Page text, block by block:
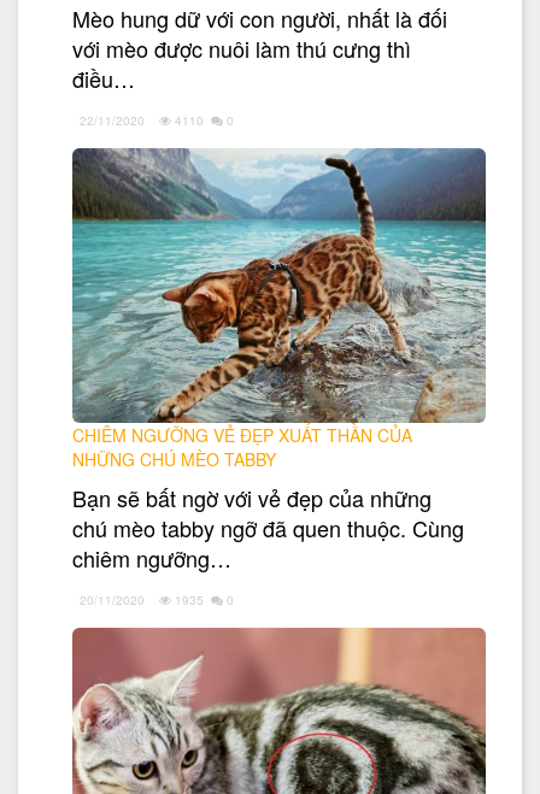
Mèo hung dữ với con người, nhất là đối
với mèo được nuôi làm thú cưng thì
điều…
22/11/2020 4110 0
CHIÊM NGƯỠNG VẺ ĐẸP XUẤT THẦN CỦA
NHỮNG CHÚ MÈO TABBY
Bạn sẽ bất ngờ với vẻ đẹp của những
chú mèo tabby ngỡ đã quen thuộc. Cùng
chiêm ngưỡng…
20/11/2020 1935 0